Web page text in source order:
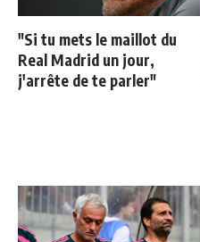
"Si tu mets le maillot du
Real Madrid un jour,
j'arrête de te parler"